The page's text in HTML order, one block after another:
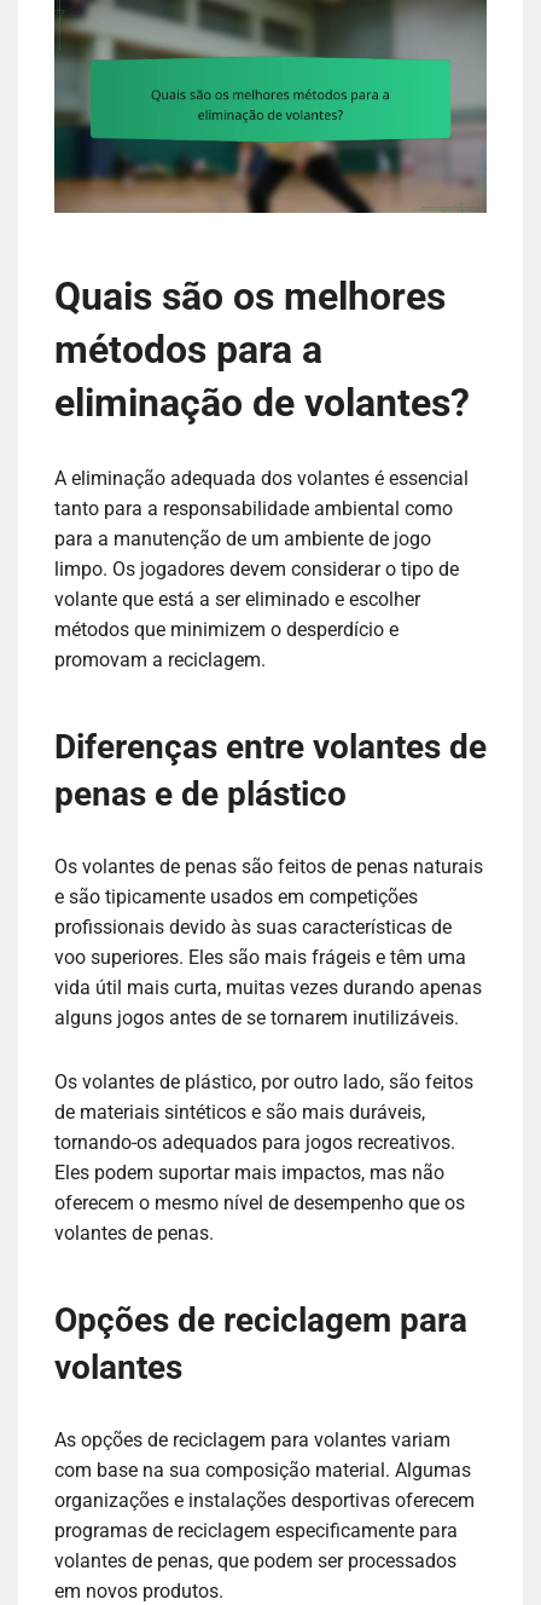
Quais são os melhores
métodos para a
eliminação de volantes?
A eliminação adequada dos volantes é essencial
tanto para a responsabilidade ambiental como
para a manutenção de um ambiente de jogo
limpo. Os jogadores devem considerar o tipo de
volante que está a ser eliminado e escolher
métodos que minimizem o desperdício e
promovam a reciclagem.
Diferenças entre volantes de
penas e de plástico
Os volantes de penas são feitos de penas naturais
e são tipicamente usados em competições
profissionais devido às suas características de
voo superiores. Eles são mais frágeis e têm uma
vida útil mais curta, muitas vezes durando apenas
alguns jogos antes de se tornarem inutilizáveis.
Os volantes de plástico, por outro lado, são feitos
de materiais sintéticos e são mais duráveis,
tornando-os adequados para jogos recreativos.
Eles podem suportar mais impactos, mas não
oferecem o mesmo nível de desempenho que os
volantes de penas.
Opções de reciclagem para
volantes
As opções de reciclagem para volantes variam
com base na sua composição material. Algumas
organizações e instalações desportivas oferecem
programas de reciclagem especificamente para
volantes de penas, que podem ser processados
em novos produtos.